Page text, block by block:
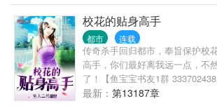
恋爱，却偶然相识了高冷学姐。
学姐谈恋爱，然后惊艳所有人。
手出现在学校里的时候，全校都
白粥的身边竟然出现了男人？ 这
却发现自己心里是有他的，于是
追求。 “抱歉，小学弟已经是我
的说道。 …… “后来呢？洛野先生
校花的贴身高手
都市 连载
传奇杀手回归都市，奉旨保护校
高手，你们最好离我远一点，不
了！【鱼宝宝书友1群
友2群 417723151】
最新： 第13187章